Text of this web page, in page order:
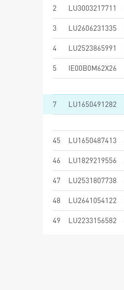
2 LU3003217711
3 LU2606231335
4 LU2523865991
5 IE00B0M62X26
7 LU1650491282
45 LU1650487413
46 LU1829219556
47 LU2531807738
48 LU2641054122
49 LU2233156582